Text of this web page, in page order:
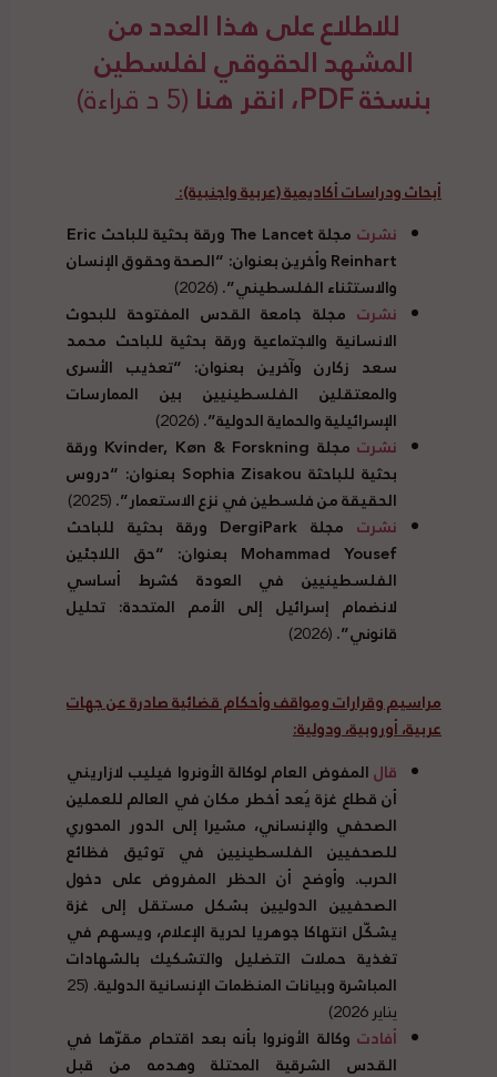
للاطلاع على هذا العدد من
المشهد الحقوقي لفلسطين
بنسخة PDF، انقر هنا (5 د قراءة)
أبحاث ودراسات أكاديمية (عربية واجنبية):
نشرتمجلةThe Lancet ورقة بحثية للباحث Eric
Reinhartوأخرين بعنوان: “الصحة وحقوق الإنسان
والاستثناء الفلسطيني”.(2026)
نشرت مجلة جامعة القدس المفتوحة للبحوث
الانسانية والاجتماعية ورقة بحثية للباحث محمد
سعد زكارن وآخرين بعنوان: “تعذيب الأسرى
والمعتقلين الفلسطينيين بين الممارسات
الإسرائيلية والحماية الدولية”.(2026)
نشرتمجلة Kvinder, Køn & Forskning
ورقة
بحثية للباحثة Sophia Zisakou بعنوان: “دروس
الحقيقة من فلسطين في نزع الاستعمار”.(2025)
نشرتمجلة DergiPark ورقة بحثية للباحث
Mohammad Yousef بعنوان: “حق اللاجئين
الفلسطينيين في العودة كشرط أساسي
لانضمام إسرائيل إلى الأمم المتحدة: تحليل
قانوني”.(2026)
مراسيم وقرارات ومواقف وأحكام قضائية صادرة عن جهات
عربية، أوروبية، ودولية:
قالالمفوض العام لوكالة الأونروا فيليب لازاريني
أن قطاع غزة يُعد أخطر مكان في العالم للعملين
الصحفي والإنساني، مشيرا إلى الدور المحوري
للصحفيين الفلسطينيين في توثيق فظائع
الحرب. وأوضح أن الحظر المفروض على دخول
الصحفيين الدوليين بشكل مستقل إلى غزة
يشكّل انتهاكا جوهريا لحرية الإعلام، ويسهم في
تغذية حملات التضليل والتشكيك بالشهادات
المباشرة وبيانات المنظمات الإنسانية الدولية. (25
يناير 2026)
أفادت وكالة الأونروا بأنه بعد اقتحام مقرّها في
القدس الشرقية المحتلة وهدمه من قبل